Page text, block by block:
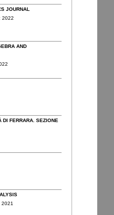
JOURNAL
2022
AND
DI FERRARA. SEZIONE
2021